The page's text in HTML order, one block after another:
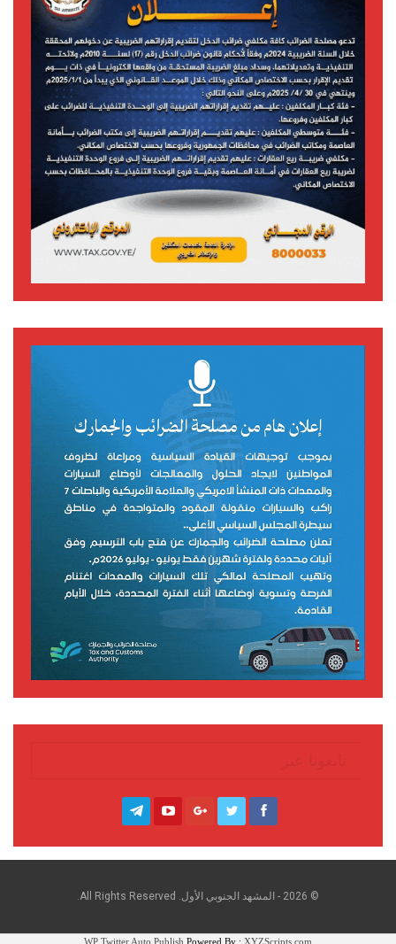
تابعونا عبر
© 2026 - المشهد الجنوبي الأول. All Rights Reserved.
WP Twitter Auto Publish Powered By : XYZScripts.com